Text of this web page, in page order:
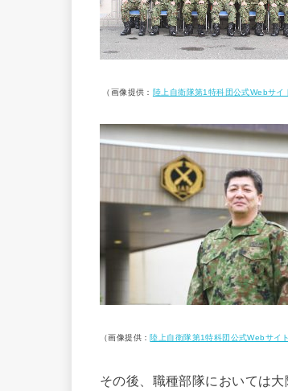
（画像提供： 陸上自衛隊第1特科団公式Webサイ
（画像提供： 陸上自衛隊第1特科団公式Webサイト
その後、職種部隊においては